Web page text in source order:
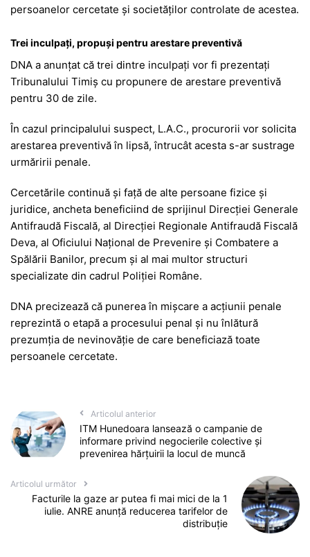
persoanelor cercetate și societăților controlate de acestea.
Trei inculpați, propuși pentru arestare preventivă
DNA a anunțat că trei dintre inculpați vor fi prezentați
Tribunalului Timiș cu propunere de arestare preventivă
pentru 30 de zile.
În cazul principalului suspect, L.A.C., procurorii vor solicita
arestarea preventivă în lipsă, întrucât acesta s-ar sustrage
urmăririi penale.
Cercetările continuă și față de alte persoane fizice și
juridice, ancheta beneficiind de sprijinul Direcției Generale
Antifraudă Fiscală, al Direcției Regionale Antifraudă Fiscală
Deva, al Oficiului Național de Prevenire și Combatere a
Spălării Banilor, precum și al mai multor structuri
specializate din cadrul Poliției Române.
DNA precizează că punerea în mișcare a acțiunii penale
reprezintă o etapă a procesului penal și nu înlătură
prezumția de nevinovăție de care beneficiază toate
persoanele cercetate.
Articolul anterior
ITM Hunedoara lansează o campanie de
informare privind negocierile colective și
prevenirea hărțuirii la locul de muncă
Articolul următor
Facturile la gaze ar putea fi mai mici de la 1
iulie. ANRE anunță reducerea tarifelor de
distribuție